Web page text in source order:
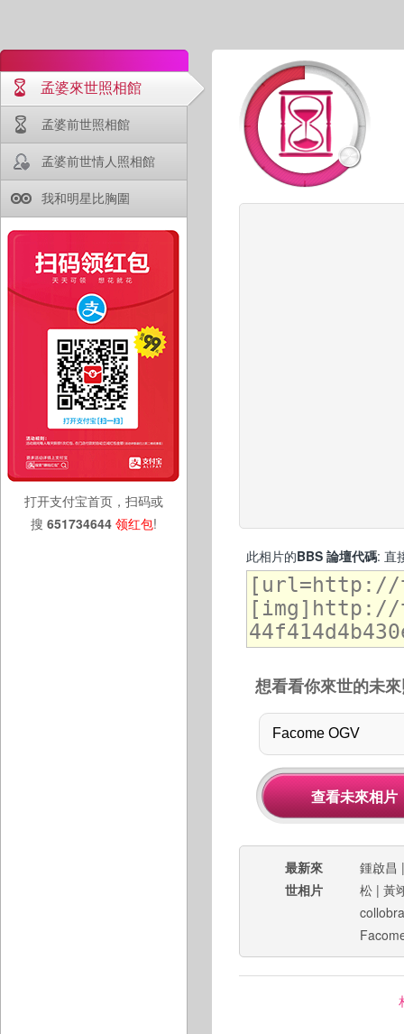
孟婆來世照相館
孟婆前世照相館
孟婆前世情人照相館
我和明星比胸圍
打开支付宝首页，扫码或
搜 651734644 领红包!
此相片的BBS 論壇代碼: 直
想看看你來世的未
最新來
世相片
鍾啟昌
松 | 黃